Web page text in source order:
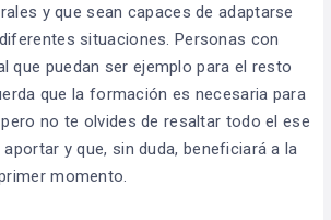
y que sean capaces de adaptarse
situaciones. Personas con
que puedan ser ejemplo para el resto
que la formación es necesaria para
no te olvides de resaltar todo el ese
y que, sin duda, beneficiará a la
momento.